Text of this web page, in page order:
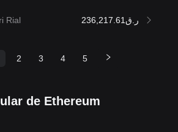
Rial ر.ق236,217.61
2 3 4 5
de Ethereum